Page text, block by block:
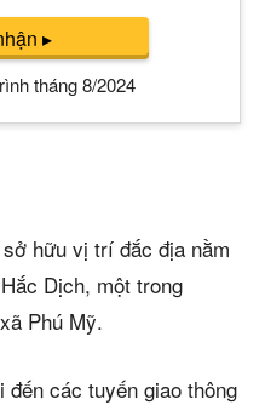
▸
tháng 8/2024
hữu vị trí đắc địa nằm
Dịch, một trong
Phú Mỹ.
các tuyến giao thông